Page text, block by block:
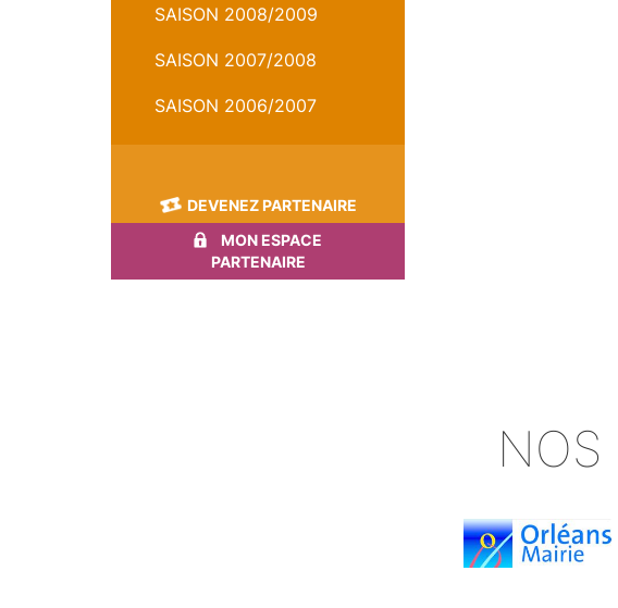
SAISON 2008/2009
SAISON 2007/2008
SAISON 2006/2007
DEVENEZ PARTENAIRE
MON ESPACE
PARTENAIRE
NOS